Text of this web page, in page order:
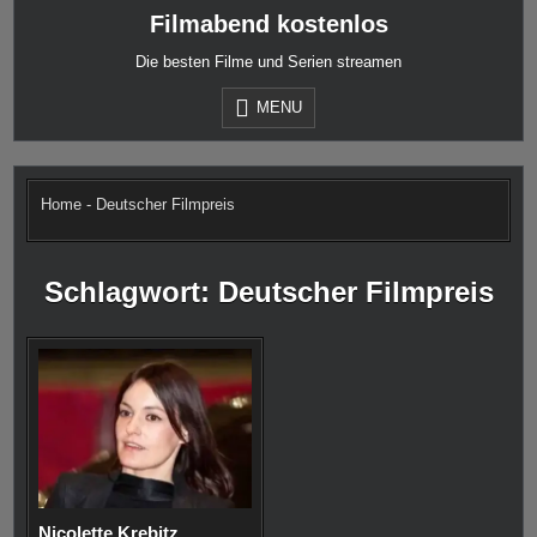
Filmabend kostenlos
Die besten Filme und Serien streamen
MENU
Home - Deutscher Filmpreis
Schlagwort: Deutscher Filmpreis